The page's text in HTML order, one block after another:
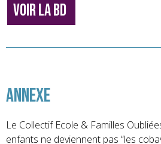
Voir la BD
Annexe
Le Collectif Ecole & Familles
enfants ne deviennent pas “les